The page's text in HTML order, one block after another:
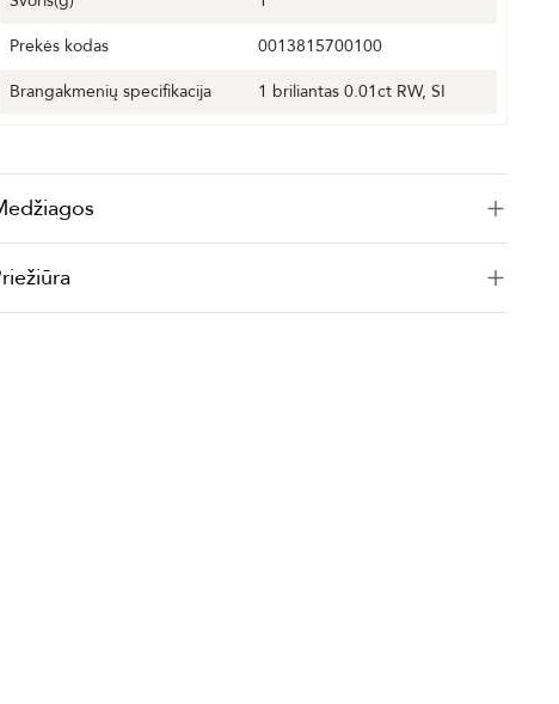
Prekės kodas
0013815700100
Brangakmenių specifikacija
1 briliantas 0.01ct RW, SI